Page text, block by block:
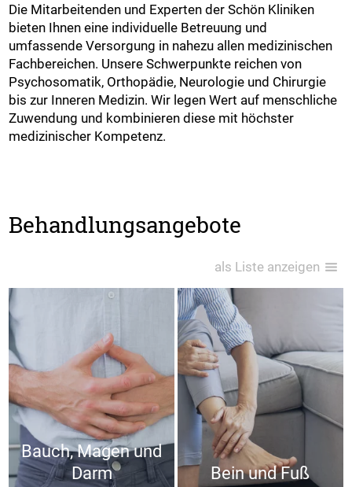
Die Mitarbeitenden und Experten der Schön Kliniken
bieten Ihnen eine individuelle Betreuung und
umfassende Versorgung in nahezu allen medizinischen
Fachbereichen. Unsere Schwerpunkte reichen von
Psychosomatik, Orthopädie, Neurologie und Chirurgie
bis zur Inneren Medizin. Wir legen Wert auf menschliche
Zuwendung und kombinieren diese mit höchster
medizinischer Kompetenz.
Behandlungsangebote
als Liste anzeigen
Bauch, Magen und
Darm
Bein und Fuß